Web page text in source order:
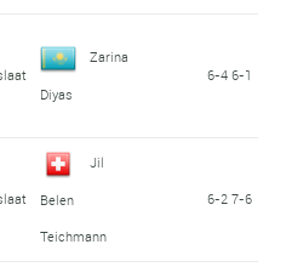
Zarina
Diyas
6-4 6-1
Jil
Belen
Teichmann
6-2 7-6